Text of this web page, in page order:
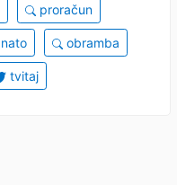
proračun
nato obramba
tvitaj